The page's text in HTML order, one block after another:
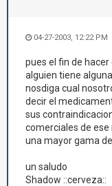
04-27-2003, 12:22 PM
pues el fin de
alguien tiene
nosdiga cual
decir el
sus
comerciales de
una mayor gama
un saludo
Shadow ::cerveza::